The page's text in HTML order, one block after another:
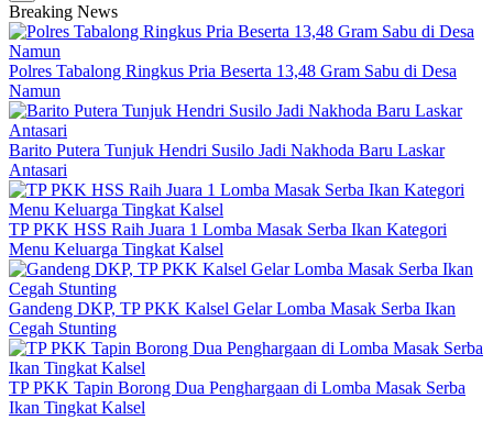
Breaking News
Polres Tabalong Ringkus Pria Beserta 13,48 Gram Sabu di Desa
Namun
Barito Putera Tunjuk Hendri Susilo Jadi Nakhoda Baru Laskar
Antasari
TP PKK HSS Raih Juara 1 Lomba Masak Serba Ikan Kategori
Menu Keluarga Tingkat Kalsel
Gandeng DKP, TP PKK Kalsel Gelar Lomba Masak Serba Ikan
Cegah Stunting
TP PKK Tapin Borong Dua Penghargaan di Lomba Masak Serba
Ikan Tingkat Kalsel